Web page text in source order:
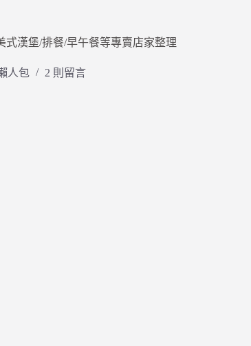
式漢堡/排餐/早午餐等專賣店家整理
人包 2 則留言